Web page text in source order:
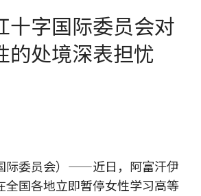
十字国际委员会对
的处境深表担忧
际委员会）——近日，阿富汗伊
全国各地立即暂停女性学习高等